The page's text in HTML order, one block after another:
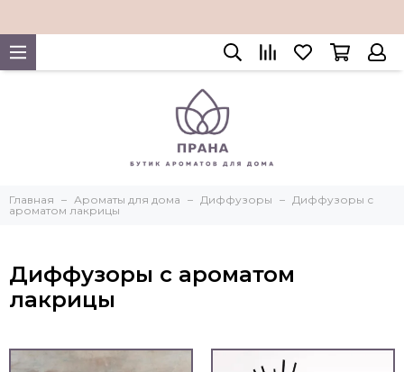
Главная Ароматы для дома Диффузоры
Диффузоры с
ароматом лакрицы
Диффузоры с ароматом
лакрицы